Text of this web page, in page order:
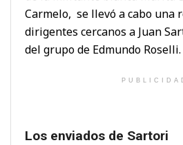
Carmelo, se llevó a cabo una
dirigentes cercanos a Juan
del grupo de Edmundo Roselli.
Los enviados de Sartori